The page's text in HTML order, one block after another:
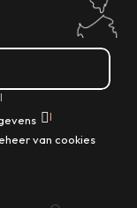
|
|
van cookies